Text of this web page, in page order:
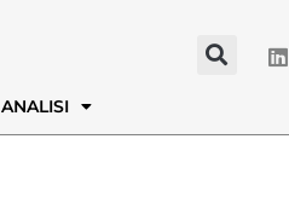
ANALISI